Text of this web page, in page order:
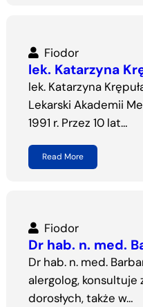
Fiodor
lek. Katarzyna
lek. Katarzyna
Lekarski Akademii
1991 r. Przez 10 lat…
Read More
Fiodor
Dr hab. n. med.
Dr hab. n. med.
alergolog, konsultuje
dorosłych, także w…